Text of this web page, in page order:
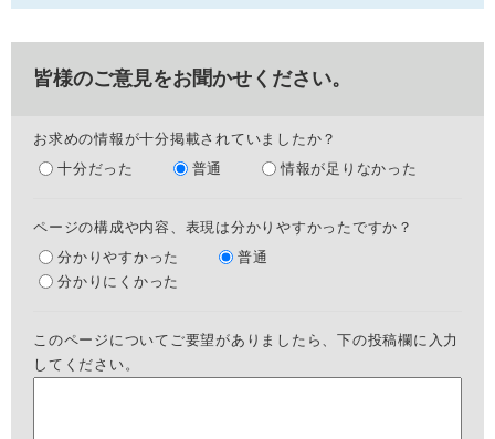
皆様のご意見をお聞かせください。
お求めの情報が十分掲載されていましたか？
十分だった
普通 情報が足りなかった
ページの構成や内容、表現は分かりやすかったですか？
分かりやすかった
普通
分かりにくかった
このページについてご要望がありましたら、下の投稿欄に入力
してください。